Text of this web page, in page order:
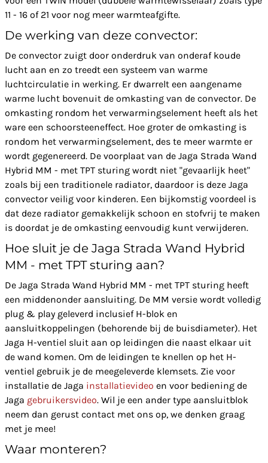
11 - 16 of 21 voor nog meer warmteafgifte.
De werking van deze convector:
De convector zuigt door onderdruk van onderaf koude
lucht aan en zo treedt een systeem van warme
luchtcirculatie in werking. Er dwarrelt een aangename
warme lucht bovenuit de omkasting van de convector. De
omkasting rondom het verwarmingselement heeft als het
ware een schoorsteeneffect. Hoe groter de omkasting is
rondom het verwarmingselement, des te meer warmte er
wordt gegenereerd. De voorplaat van de Jaga Strada Wand
Hybrid MM - met TPT sturing wordt niet "gevaarlijk heet"
zoals bij een traditionele radiator, daardoor is deze Jaga
convector veilig voor kinderen. Een bijkomstig voordeel is
dat deze radiator gemakkelijk schoon en stofvrij te maken
is doordat je de omkasting eenvoudig kunt verwijderen.
Hoe sluit je de Jaga Strada Wand Hybrid
MM - met TPT sturing aan?
De Jaga Strada Wand Hybrid MM - met TPT sturing heeft
een middenonder aansluiting. De MM versie wordt volledig
plug & play geleverd inclusief H-blok en
aansluitkoppelingen (behorende bij de buisdiameter). Het
Jaga H-ventiel sluit aan op leidingen die naast elkaar uit
de wand komen. Om de leidingen te knellen op het H-
ventiel gebruik je de meegeleverde klemsets. Zie voor
installatie de Jaga installatievideo en voor bediening de
Jaga gebruikersvideo. Wil je een ander type aansluitblok
neem dan gerust contact met ons op, we denken graag
met je mee!
Waar monteren?